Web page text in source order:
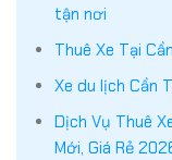
tận nơi
Thuê Xe Tại
Xe du lịch Cần
Dịch Vụ Thuê
Mới, Giá Rẻ